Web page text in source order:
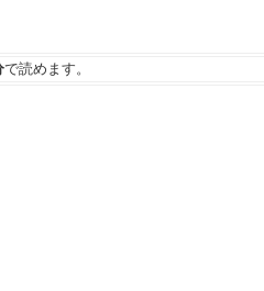
で読めます。